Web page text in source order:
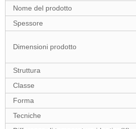
Nome del prodotto
Spessore
Dimensioni prodotto
Struttura
Classe
Forma
Tecniche